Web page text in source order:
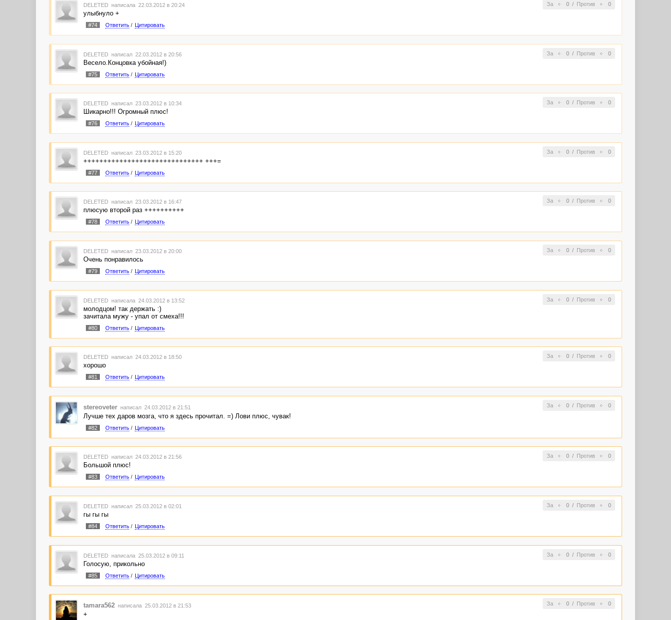
За 0/ Против 0
DELETED написала 22.03.2012 в 20:24
улыбнуло +
#74 Ответить/ Цитировать
За 0/ Против 0
DELETED написал 22.03.2012 в 20:56
Весело.Концовка убойная!)
#75 Ответить/ Цитировать
За 0/ Против 0
DELETED написал 23.03.2012 в 10:34
Шикарно!!! Огромный плюс!
#76 Ответить/ Цитировать
За 0/ Против 0
DELETED написал 23.03.2012 в 15:20
++++++++++++++++++++++++++++++ +++=
#77 Ответить/ Цитировать
За 0/ Против 0
DELETED написал 23.03.2012 в 16:47
плюсую второй раз ++++++++++
#78 Ответить/ Цитировать
За 0/ Против 0
DELETED написал 23.03.2012 в 20:00
Очень понравилось
#79 Ответить/ Цитировать
За 0/ Против 0
DELETED написала 24.03.2012 в 13:52
молодцом! так держать :)
зачитала мужу - упал от смеха!!!
#80 Ответить/ Цитировать
За 0/ Против 0
DELETED написал 24.03.2012 в 18:50
хорошо
#81 Ответить/ Цитировать
За 0/ Против 0
stereoveter написал 24.03.2012 в 21:51
Лучше тех даров мозга, что я здесь прочитал. =) Лови плюс, чувак!
#82 Ответить/ Цитировать
За 0/ Против 0
DELETED написал 24.03.2012 в 21:56
Большой плюс!
#83 Ответить/ Цитировать
За 0/ Против 0
DELETED написал 25.03.2012 в 02:01
гы гы гы
#84 Ответить/ Цитировать
За 0/ Против 0
DELETED написала 25.03.2012 в 09:11
Голосую, прикольно
#85 Ответить/ Цитировать
За 0/ Против 0
tamara562 написала 25.03.2012 в 21:53
+